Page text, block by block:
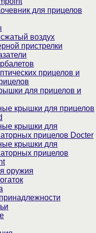
для прицелов
воздух
пристрелки
прицелов и
для прицелов и
крышки для прицелов
крышки для
прицелов Docter
крышки для
прицелов
оружия